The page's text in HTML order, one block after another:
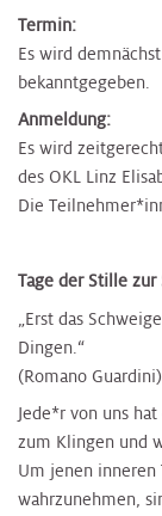
Termin:
Es wird
bekanntgegeben.
Anmeldung:
Es wird
des OKL Linz
Die
​Tage der Stille
„Erst das
Dingen.“
(Romano Guardini)
Jede*r von uns
zum Klingen und
Um jenen inneren
wahrzunehmen,